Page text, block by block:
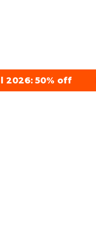
2026: 50% off